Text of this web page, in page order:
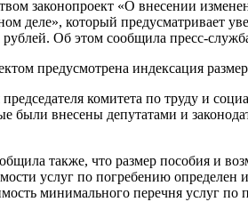
законопроект «О внесении
деле», который предусматривает
рублей. Об этом сообщила пресс-
предусмотрена индексация
председателя комитета по труду и
были внесены депутатами и
также, что размер пособия и
услуг по погребению определен
минимального перечня услуг по